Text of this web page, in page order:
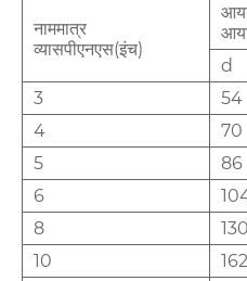
नाममात्र
व्यासपीएनएस(इंच)
d
3
54
4
70
5
86
6
8
130
10
162